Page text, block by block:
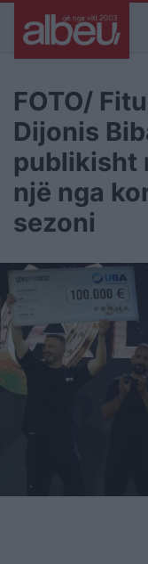
FOTO/
Dijonis
publikisht
një nga
sezoni